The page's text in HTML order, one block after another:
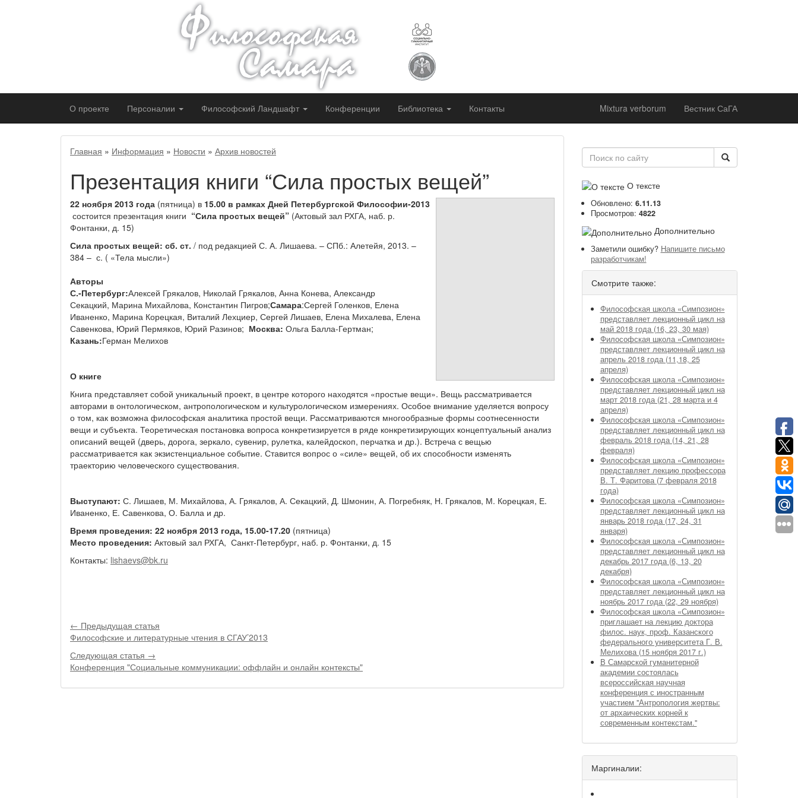
О проекте Персоналии Философский Ландшафт Конференции Библиотека Контакты Mixtura verborum Вестник СаГА
Главная » Информация » Новости » Архив новостей
Презентация книги “Сила простых вещей”
22 ноября 2013 года (пятница) в 15.00 в рамках Дней Петербургской Философии-2013
состоится презентация книги “Сила простых вещей” (Актовый зал РХГА, наб. р.
Фонтанки, д. 15)
Сила простых вещей: сб. ст. / под редакцией С. А. Лишаева. – СПб.: Алетейя, 2013. –
384 – с. ( «Тела мысли»)
Авторы
С.-Петербург:Алексей Грякалов, Николай Грякалов, Анна Конева, Александр
Секацкий, Марина Михайлова, Константин Пигров;Самара:Сергей Голенков, Елена
Иваненко, Марина Корецкая, Виталий Лехциер, Сергей Лишаев, Елена Михалева, Елена
Савенкова, Юрий Пермяков, Юрий Разинов; Москва: Ольга Балла-Гертман;
Казань:Герман Мелихов
О книге
Книга представляет собой уникальный проект, в центре которого находятся «простые вещи». Вещь рассматривается
авторами в онтологическом, антропологическом и культурологическом измерениях. Особое внимание уделяется вопросу
о том, как возможна философская аналитика простой вещи. Рассматриваются многообразные формы соотнесенности
вещи и субъекта. Теоретическая постановка вопроса конкретизируется в ряде конкретизирующих концептуальный анализ
описаний вещей (дверь, дорога, зеркало, сувенир, рулетка, калейдоскоп, перчатка и др.). Встреча с вещью
рассматривается как экзистенциальное событие. Ставится вопрос о «силе» вещей, об их способности изменять
траекторию человеческого существования.
Выступают: С. Лишаев, М. Михайлова, А. Грякалов, А. Секацкий, Д. Шмонин, А. Погребняк, Н. Грякалов, М. Корецкая, Е.
Иваненко, Е. Савенкова, О. Балла и др.
Время проведения: 22 ноября 2013 года, 15.00-17.20 (пятница)
Место проведения: Актовый зал РХГА, Санкт-Петербург, наб. р. Фонтанки, д. 15
Контакты: lishaevs@bk.ru
← Предыдущая статья
Философские и литературные чтения в СГАУ’2013
Следующая статья →
Конференция "Социальные коммуникации: оффлайн и онлайн контексты"
О тексте
Обновлено: 6.11.13
Просмотров: 4822
Дополнительно
Заметили ошибку? Напишите письмо
разработчикам!
Смотрите также:
Философская школа «Симпозион»
представляет лекционный цикл на
май 2018 года (16, 23, 30 мая)
Философская школа «Симпозион»
представляет лекционный цикл на
апрель 2018 года (11,18, 25
апреля)
Философская школа «Симпозион»
представляет лекционный цикл на
март 2018 года (21, 28 марта и 4
апреля)
Философская школа «Симпозион»
представляет лекционный цикл на
февраль 2018 года (14, 21, 28
февраля)
Философская школа «Симпозион»
представляет лекцию профессора
В. Т. Фаритова (7 февраля 2018
года)
Философская школа «Симпозион»
представляет лекционный цикл на
январь 2018 года (17, 24, 31
января)
Философская школа «Симпозион»
представляет лекционный цикл на
декабрь 2017 года (6, 13, 20
декабря)
Философская школа «Симпозион»
представляет лекционный цикл на
ноябрь 2017 года (22, 29 ноября)
Философская школа «Симпозион»
приглашает на лекцию доктора
филос. наук, проф. Казанского
федерального университета Г. В.
Мелихова (15 ноября 2017 г.)
В Самарской гуманитерной
академии состоялась
всероссийская научная
конференция с иностранным
участием "Антропология жертвы:
от архаических корней к
современным контекстам."
Маргиналии: